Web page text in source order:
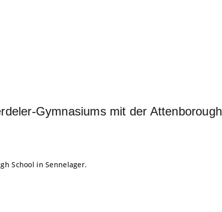
Gymnasiums mit der Attenborough
School in Sennelager.